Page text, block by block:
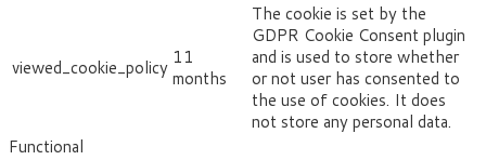
viewed_cookie_policy 11
months
The cookie is set by the
GDPR Cookie Consent plugin
and is used to store whether
or not user has consented to
the use of cookies. It does
not store any personal data.
Functional